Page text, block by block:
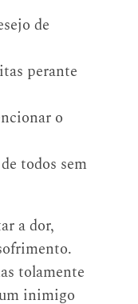
de
perante
o
todos sem
a dor,
tolamente
inimigo